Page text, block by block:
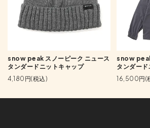
snow peak スノーピーク ニュース
タンダードニットキャップ
4,180円(税込)
snow
タンダー
16,500円(